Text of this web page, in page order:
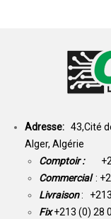
Adresse: 43,Cité
Alger, Algérie
Comptoir :
Commercial :
Livraison:
Fix +213 (0) 28